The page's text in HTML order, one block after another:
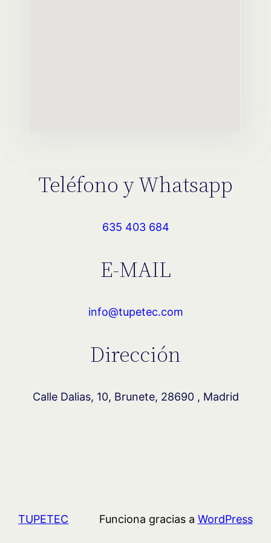
Teléfono y Whatsapp
635 403 684
E-MAIL
info@tupetec.com
Dirección
Calle Dalias, 10, Brunete, 28690 , Madrid
TUPETEC Funciona gracias a WordPress